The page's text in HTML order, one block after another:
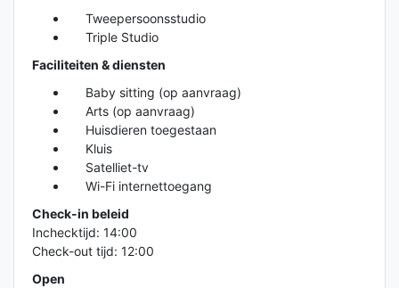
Tweepersoonsstudio
Triple Studio
Faciliteiten & diensten
Baby sitting (op aanvraag)
Arts (op aanvraag)
Huisdieren toegestaan
Kluis
Satelliet-tv
Wi-Fi internettoegang
Check-in beleid
Inchecktijd: 14:00
Check-out tijd: 12:00
Open